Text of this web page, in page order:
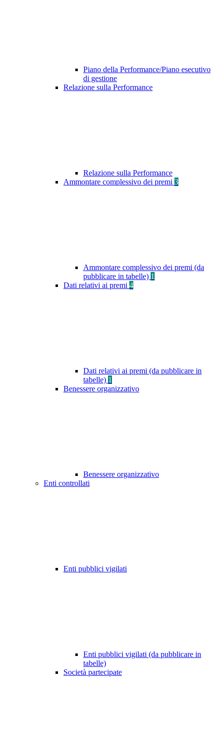
Piano della Performance/Piano esecutivo
di gestione
Relazione sulla Performance
Relazione sulla Performance
Ammontare complessivo dei premi 3
Ammontare complessivo dei premi (da
pubblicare in tabelle) 1
Dati relativi ai premi 4
Dati relativi ai premi (da pubblicare in
tabelle) 1
Benessere organizzativo
Benessere organizzativo
Enti controllati
Enti pubblici vigilati
Enti pubblici vigilati (da pubblicare in
tabelle)
Società partecipate